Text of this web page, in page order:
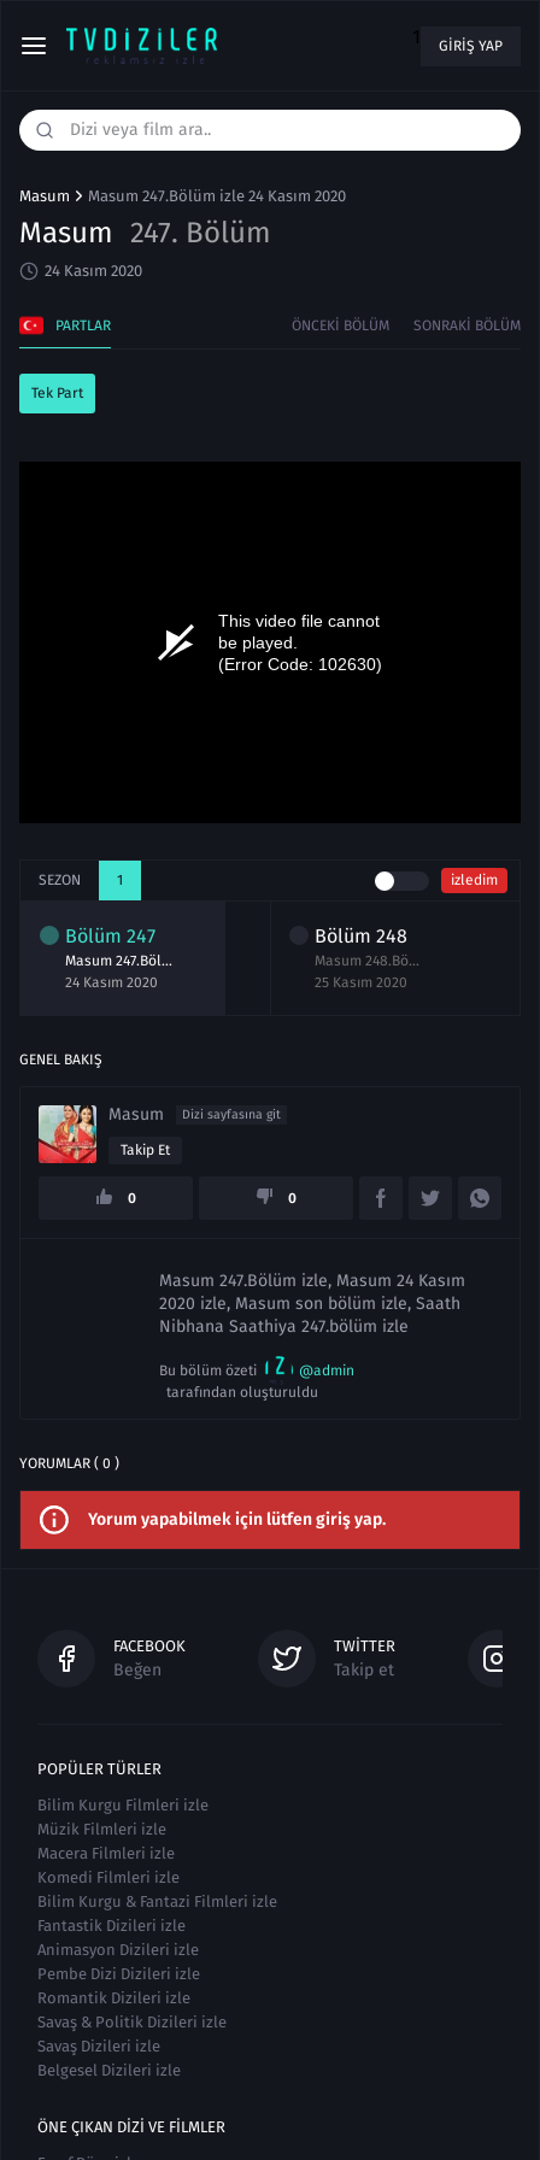
1 GIRIŞ YAP
Masum Masum 247.Bölüm izle 24 Kasım 2020
Masum 247. Bölüm
24 Kasım 2020
PARTLAR ÖNCEKI BÖLÜM SONRAKI BÖLÜM
Tek Part
SEZON 1 izledim
Bölüm 247
Masum 247.Bölüm izle 24 Kasım 2020
24 Kasım 2020
Bölüm 248
Masum 248.Bölüm izle 25 Kasım 2020
25 Kasım 2020
GENEL BAKIŞ
Masum Dizi sayfasına git
Takip Et
0 0
Masum 247.Bölüm izle, Masum 24 Kasım
2020 izle, Masum son bölüm izle, Saath
Nibhana Saathiya 247.bölüm izle
Bu bölüm özeti
@admin
tarafından oluşturuldu
YORUMLAR ( 0 )
Yorum yapabilmek için lütfen giriş yap.
FACEBOOK
Beğen
TWITTER
Takip et
POPÜLER TÜRLER
Bilim Kurgu Filmleri izle
Müzik Filmleri izle
Macera Filmleri izle
Komedi Filmleri izle
Bilim Kurgu & Fantazi Filmleri izle
Fantastik Dizileri izle
Animasyon Dizileri izle
Pembe Dizi Dizileri izle
Romantik Dizileri izle
Savaş & Politik Dizileri izle
Savaş Dizileri izle
Belgesel Dizileri izle
ÖNE ÇIKAN DIZI VE FILMLER